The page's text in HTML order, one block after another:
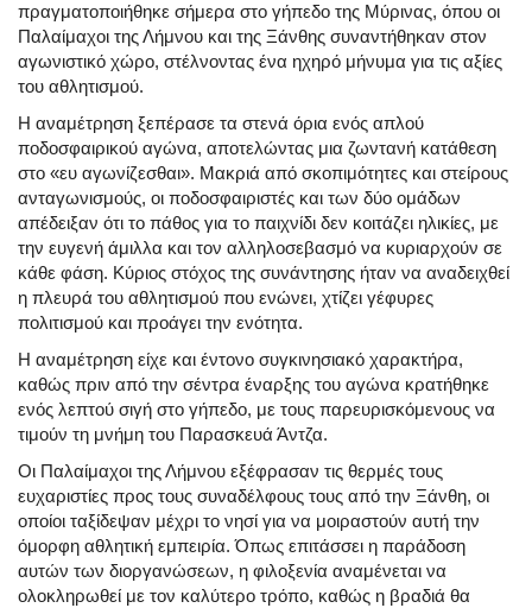
πραγματοποιήθηκε σήμερα στο γήπεδο της Μύρινας, όπου οι
Παλαίμαχοι της Λήμνου και της Ξάνθης συναντήθηκαν στον
αγωνιστικό χώρο, στέλνοντας ένα ηχηρό μήνυμα για τις αξίες
του αθλητισμού.
Η αναμέτρηση ξεπέρασε τα στενά όρια ενός απλού
ποδοσφαιρικού αγώνα, αποτελώντας μια ζωντανή κατάθεση
στο «ευ αγωνίζεσθαι». Μακριά από σκοπιμότητες και στείρους
ανταγωνισμούς, οι ποδοσφαιριστές και των δύο ομάδων
απέδειξαν ότι το πάθος για το παιχνίδι δεν κοιτάζει ηλικίες, με
την ευγενή άμιλλα και τον αλληλοσεβασμό να κυριαρχούν σε
κάθε φάση. Κύριος στόχος της συνάντησης ήταν να αναδειχθεί
η πλευρά του αθλητισμού που ενώνει, χτίζει γέφυρες
πολιτισμού και προάγει την ενότητα.
Η αναμέτρηση είχε και έντονο συγκινησιακό χαρακτήρα,
καθώς πριν από την σέντρα έναρξης του αγώνα κρατήθηκε
ενός λεπτού σιγή στο γήπεδο, με τους παρευρισκόμενους να
τιμούν τη μνήμη του Παρασκευά Άντζα.
Οι Παλαίμαχοι της Λήμνου εξέφρασαν τις θερμές τους
ευχαριστίες προς τους συναδέλφους τους από την Ξάνθη, οι
οποίοι ταξίδεψαν μέχρι το νησί για να μοιραστούν αυτή την
όμορφη αθλητική εμπειρία. Όπως επιτάσσει η παράδοση
αυτών των διοργανώσεων, η φιλοξενία αναμένεται να
ολοκληρωθεί με τον καλύτερο τρόπο, καθώς η βραδιά θα